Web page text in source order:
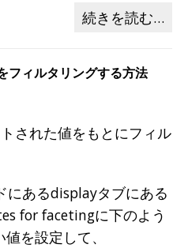
続きを読む…
ィルタリングする方法
された値をもとにフィル
にあるdisplayタブにある
for facetingに下のよう
を設定して、